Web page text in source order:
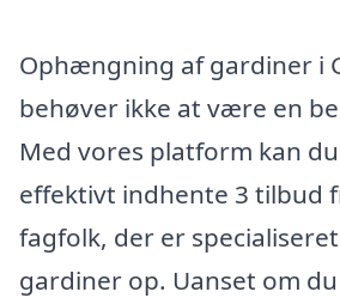
Ophængning af gardiner i
behøver ikke at være en
Med vores platform kan
effektivt indhente 3 tilbud
fagfolk, der er
gardiner op. Uanset om